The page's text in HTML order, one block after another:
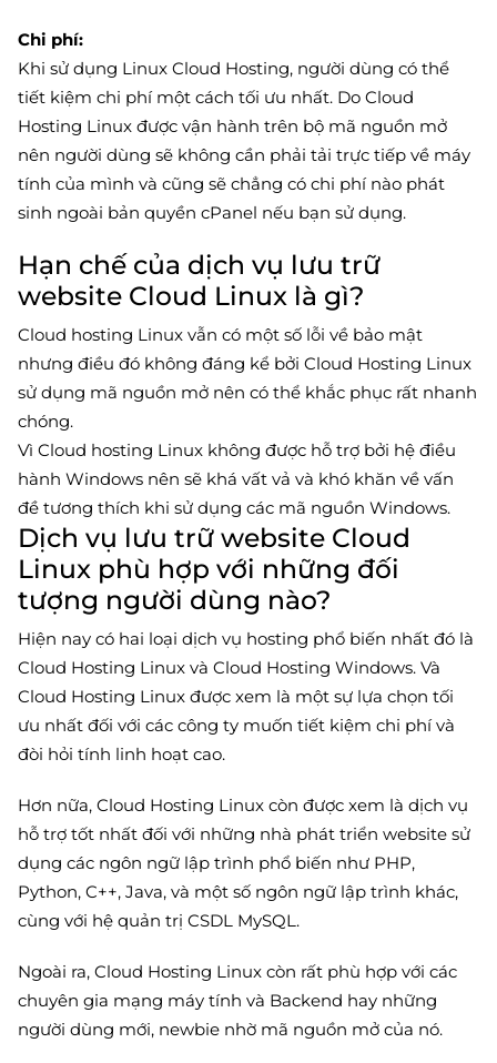
Chi phí:
Khi sử dụng Linux Cloud Hosting, người dùng có thể
tiết kiệm chi phí một cách tối ưu nhất. Do Cloud
Hosting Linux được vận hành trên bộ mã nguồn mở
nên người dùng sẽ không cần phải tải trực tiếp về máy
tính của mình và cũng sẽ chẳng có chi phí nào phát
sinh ngoài bản quyền cPanel nếu bạn sử dụng.
Hạn chế của dịch vụ lưu trữ
website Cloud Linux là gì?
Cloud hosting Linux vẫn có một số lỗi về bảo mật
nhưng điều đó không đáng kể bởi Cloud Hosting Linux
sử dụng mã nguồn mở nên có thể khắc phục rất nhanh
chóng.
Vì Cloud hosting Linux không được hỗ trợ bởi hệ điều
hành Windows nên sẽ khá vất vả và khó khăn về vấn
đề tương thích khi sử dụng các mã nguồn Windows.
Dịch vụ lưu trữ website Cloud
Linux phù hợp với những đối
tượng người dùng nào?
Hiện nay có hai loại dịch vụ hosting phổ biến nhất đó là
Cloud Hosting Linux và Cloud Hosting Windows. Và
Cloud Hosting Linux được xem là một sự lựa chọn tối
ưu nhất đối với các công ty muốn tiết kiệm chi phí và
đòi hỏi tính linh hoạt cao.
Hơn nữa, Cloud Hosting Linux còn được xem là dịch vụ
hỗ trợ tốt nhất đối với những nhà phát triển website sử
dụng các ngôn ngữ lập trình phổ biến như PHP,
Python, C++, Java, và một số ngôn ngữ lập trình khác,
cùng với hệ quản trị CSDL MySQL.
Ngoài ra, Cloud Hosting Linux còn rất phù hợp với các
chuyên gia mạng máy tính và Backend hay những
người dùng mới, newbie nhờ mã nguồn mở của nó.